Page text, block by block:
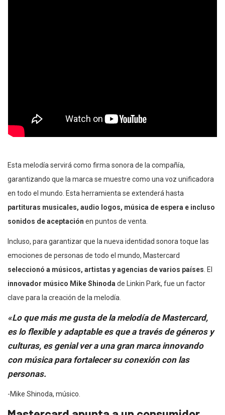
Esta melodía servirá como firma sonora de la compañía,
garantizando que la marca se muestre como una voz unificadora
en todo el mundo. Esta herramienta se extenderá hasta
partituras musicales, audio logos, música de espera e incluso
sonidos de aceptación en puntos de venta.
Incluso, para garantizar que la nueva identidad sonora toque las
emociones de personas de todo el mundo, Mastercard
seleccionó a músicos, artistas y agencias de varios países . El
innovador músico Mike Shinoda de Linkin Park, fue un factor
clave para la creación de la melodía.
«Lo que más me gusta de la melodía de Mastercard,
es lo flexible y adaptable es que a través de géneros y
culturas, es genial ver a una gran marca innovando
con música para fortalecer su conexión con las
personas.
-Mike Shinoda, músico.